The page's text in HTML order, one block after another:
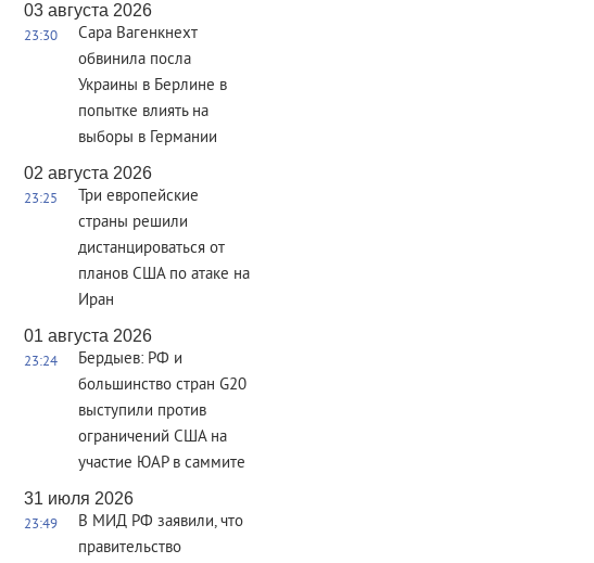
03 августа 2026
23:30
Сара Вагенкнехт
обвинила посла
Украины в Берлине в
попытке влиять на
выборы в Германии
02 августа 2026
23:25
Три европейские
страны решили
дистанцироваться от
планов США по атаке на
Иран
01 августа 2026
23:24
Бердыев: РФ и
большинство стран G20
выступили против
ограничений США на
участие ЮАР в саммите
31 июля 2026
23:49
В МИД РФ заявили, что
правительство